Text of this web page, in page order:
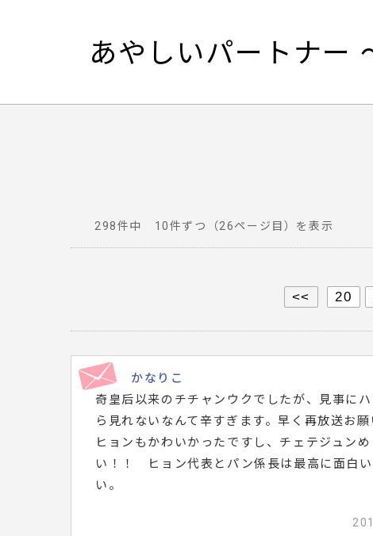
あやしいパートナー
組
れ
た
298件中 10件ずつ（26ページ目）を表示
<< 20
かなりこ
奇皇后以来のチチャンウクでしたが、見事に
ら見れないなんて辛すぎます。早く再放送お
ヒョンもかわいかったですし、チェテジュン
い！！ ヒョン代表とパン係長は最高に面白
い。